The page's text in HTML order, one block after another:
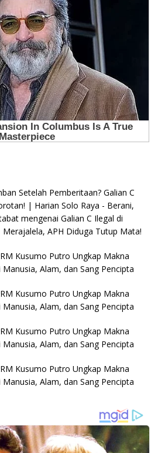
Setelah Pemberitaan? Galian C
| Harian Solo Raya - Berani,
mengenai Galian C Ilegal di
Merajalela, APH Diduga Tutup Mata!
Kusumo Putro Ungkap Makna
Alam, dan Sang Pencipta
Kusumo Putro Ungkap Makna
Alam, dan Sang Pencipta
Kusumo Putro Ungkap Makna
Alam, dan Sang Pencipta
Kusumo Putro Ungkap Makna
Alam, dan Sang Pencipta